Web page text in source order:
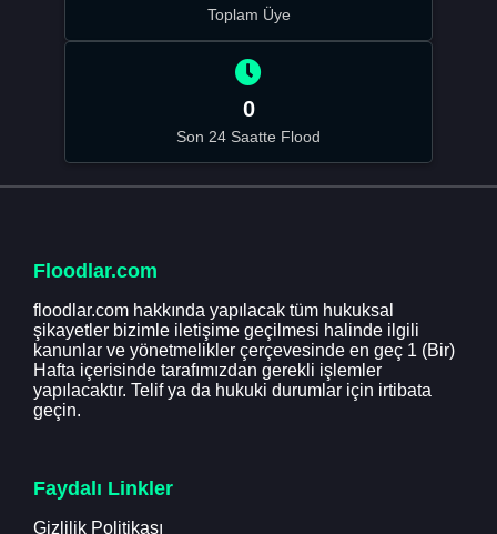
Toplam Üye
0
Son 24 Saatte Flood
Floodlar.com
floodlar.com hakkında yapılacak tüm hukuksal
şikayetler bizimle iletişime geçilmesi halinde ilgili
kanunlar ve yönetmelikler çerçevesinde en geç 1 (Bir)
Hafta içerisinde tarafımızdan gerekli işlemler
yapılacaktır. Telif ya da hukuki durumlar için irtibata
geçin.
Faydalı Linkler
Gizlilik Politikası